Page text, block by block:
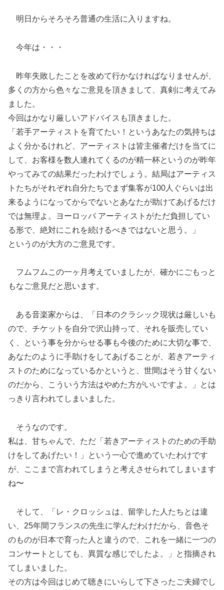
明日からそろそろ普通の生活に入りますね。
今年は・・・
昨年失敗したことを改めて行かなければなりませんが、
多くの方から色々なご意見を頂きまして、真剣に考えてみ
ました。
今回はかなり厳しいアドバイスも頂きました。
「若手アーティストを育てたい！というあなたの気持ちは
よく分かるけれど、アーティストは皆主催者だけを当てに
して、お客様を数人連れてくるのが精一杯というのが昨年
やってみての結果だったわけでしょう。結局はアーティス
トたちがそれぞれ自分たちでまず集客が100人ぐらいは出
来るようになってからでないとあなたが助けてあげるだけ
では無理よ。ヨーロッパ アーティストがただ負担してい
る形で、絶対にこれを続けるべきではないと思う。」
というのが大方のご意見です。
フムフムこの一ヶ月考えていましたが、確かにごもっと
もなご意見だと思います。
ある音楽家からは、「日本のクラシック現状は厳しいも
ので、チケットを自分で沢山持って、それを販売してい
く、という事を分からせる事も今後のために大切な事で、
あなたのように手助けをしてあげることが、若きアーティ
ストのためになっているかというと、世間はそう甘くない
のだから、こういう方法はやめた方がいいですよ。」とは
っきり言われてしまいました。
そうなのです。
私は、甘ちゃんで、ただ「若きアーティストのための手助
けをしてあげたい！」という一心で進めていたわけです
が、ここまで言われてしまうと考えさせられてしまいます
ね〜
そして、「レ・クロッシュは、留学した人たちとは違
い、25年間フランスの先生に学んだわけだから、音色そ
のものが日本で育った人と違うので、これを一緒に一つの
コンサートとしても、異質な感じでしたよ。」と指摘され
てしまいました。
その方は今回はじめて聴きにいらして下さったご夫婦でし